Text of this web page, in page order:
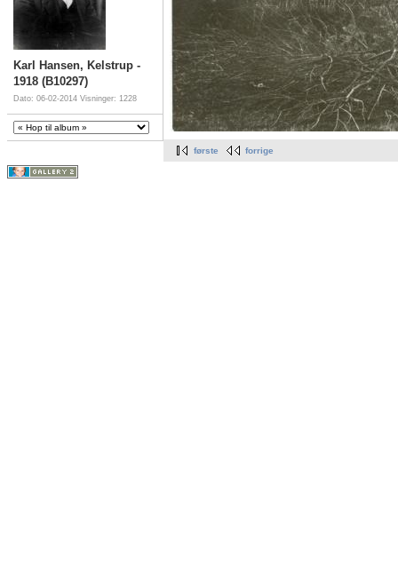
Karl Hansen, Kelstrup -
1918 (B10297)
Dato: 06-02-2014 Visninger: 1228
første forrige